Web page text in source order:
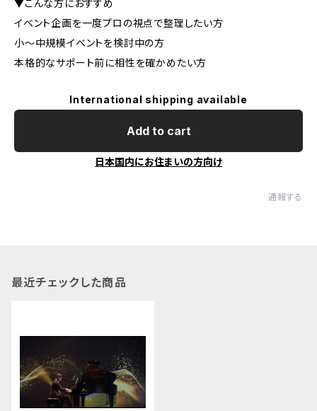
▼こんな方におすすめ
イベント企画を一度プロの視点で整理したい方
小〜中規模イベントを検討中の方
本格的なサポート前に相性を確かめたい方
International shipping available
Add to cart
日本国内にお住まいの方向け
通報する
最近チェックした商品